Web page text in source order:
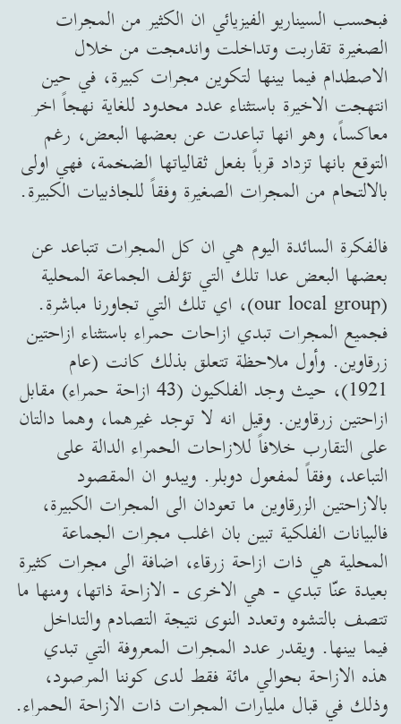
فبحسب السيناريو الفيزيائي ان الكثير من المجرات
الصغيرة تقاربت وتداخلت واندمجت من خلال
الاصطدام فيما بينها لتكوين مجرات كبيرة، في حين
انتهجت الاخيرة باستثناء عدد محدود للغاية نهجاً اخر
معاكساً، وهو انها تباعدت عن بعضها البعض، رغم
التوقع بانها تزداد قرباً بفعل ثقالياتها الضخمة، فهي اولى
بالالتحام من المجرات الصغيرة وفقاً للجاذبيات الكبيرة.
فالفكرة السائدة اليوم هي ان كل المجرات تتباعد عن
بعضها البعض عدا تلك التي تؤلف الجماعة المحلية
(our local group)، اي تلك التي تجاورنا مباشرة.
فجميع المجرات تبدي ازاحات حمراء باستثناء ازاحتين
زرقاوين. وأول ملاحظة تتعلق بذلك كانت (عام
1921)، حيث وجد الفلكيون (43 ازاحة حمراء) مقابل
ازاحتين زرقاوين. وقيل انه لا توجد غيرهما، وهما دالتان
على التقارب خلافاً للازاحات الحمراء الدالة على
التباعد، وفقاً لمفعول دوبلر. ويبدو ان المقصود
بالازاحتين الزرقاوين ما تعودان الى المجرات الكبيرة،
فالبيانات الفلكية تبين بان اغلب مجرات الجماعة
المحلية هي ذات ازاحة زرقاء، اضافة الى مجرات كثيرة
بعيدة عنّا تبدي - هي الاخرى - الازاحة ذاتها، ومنها ما
تتصف بالتشوه وتعدد النوى نتيجة التصادم والتداخل
فيما بينها. ويقدر عدد المجرات المعروفة التي تبدي
هذه الازاحة بحوالي مائة فقط لدى كوننا المرصود،
وذلك في قبال مليارات المجرات ذات الازاحة الحمراء.